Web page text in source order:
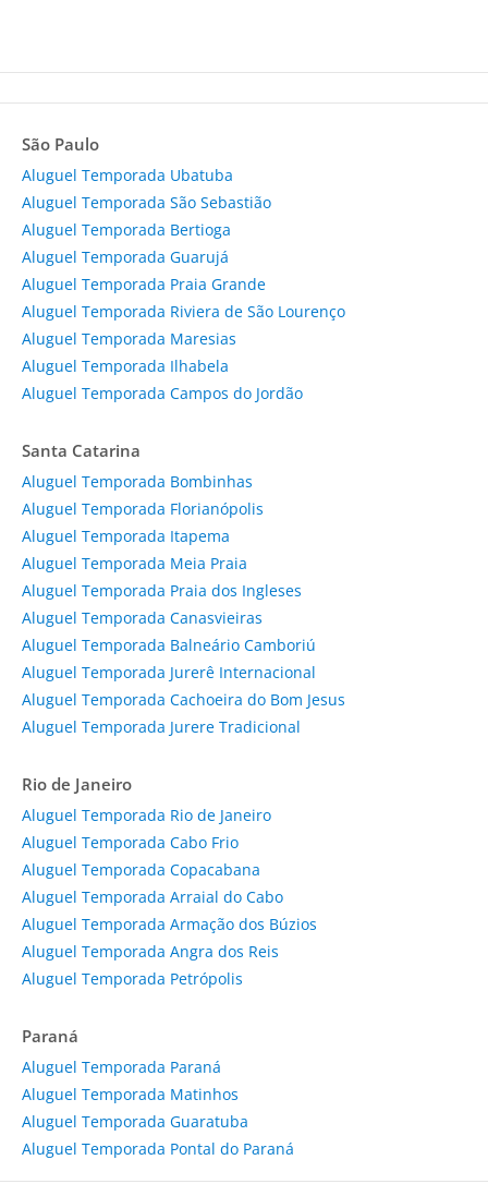
São Paulo
Aluguel Temporada Ubatuba
Aluguel Temporada São Sebastião
Aluguel Temporada Bertioga
Aluguel Temporada Guarujá
Aluguel Temporada Praia Grande
Aluguel Temporada Riviera de São Lourenço
Aluguel Temporada Maresias
Aluguel Temporada Ilhabela
Aluguel Temporada Campos do Jordão
Santa Catarina
Aluguel Temporada Bombinhas
Aluguel Temporada Florianópolis
Aluguel Temporada Itapema
Aluguel Temporada Meia Praia
Aluguel Temporada Praia dos Ingleses
Aluguel Temporada Canasvieiras
Aluguel Temporada Balneário Camboriú
Aluguel Temporada Jurerê Internacional
Aluguel Temporada Cachoeira do Bom Jesus
Aluguel Temporada Jurere Tradicional
Rio de Janeiro
Aluguel Temporada Rio de Janeiro
Aluguel Temporada Cabo Frio
Aluguel Temporada Copacabana
Aluguel Temporada Arraial do Cabo
Aluguel Temporada Armação dos Búzios
Aluguel Temporada Angra dos Reis
Aluguel Temporada Petrópolis
Paraná
Aluguel Temporada Paraná
Aluguel Temporada Matinhos
Aluguel Temporada Guaratuba
Aluguel Temporada Pontal do Paraná